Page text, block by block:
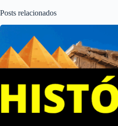
Posts relacionados